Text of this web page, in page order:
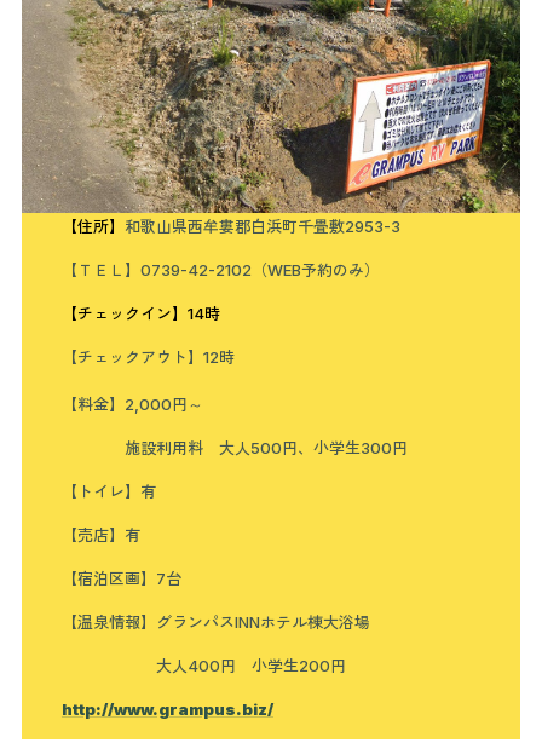
【住所】 和歌山県西牟婁郡白浜町千畳敷2953-3
【ＴＥＬ】0739-42-2102（WEB予約のみ）
【チェックイン】14時
【チェックアウト】12時
【料金】2,000円～
施設利用料 大人500円、小学生300円
【トイレ】有
【売店】有
【宿泊区画】7台
【温泉情報】グランパスINNホテル棟大浴場
大人400円 小学生200円
http://www.grampus.biz/